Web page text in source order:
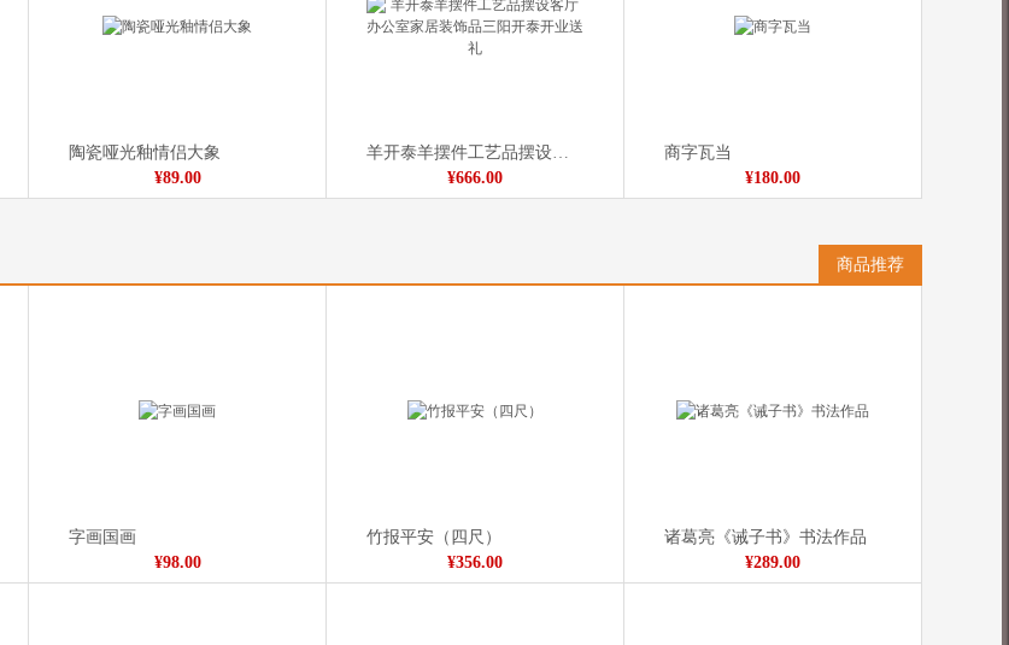
陶瓷哑光釉情侣大象
¥89.00
羊开泰羊摆件工艺品摆设客厅办公室家居装饰品三阳开泰开业送礼
¥666.00
商字瓦当
¥180.00
商品推荐
字画国画
¥98.00
竹报平安（四尺）
¥356.00
诸葛亮《诫子书》书法作品
¥289.00